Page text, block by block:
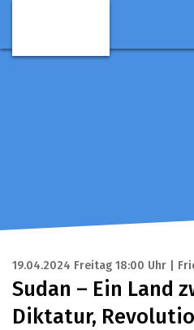
19.04.2024 Freitag 18:00 Uhr |
Sudan – Ein Land
Diktatur,